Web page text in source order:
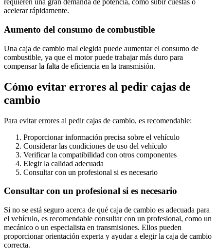
requieren una gran demanda de potencia, como subir cuestas o
acelerar rápidamente.
Aumento del consumo de combustible
Una caja de cambio mal elegida puede aumentar el consumo de
combustible, ya que el motor puede trabajar más duro para
compensar la falta de eficiencia en la transmisión.
Cómo evitar errores al pedir cajas de
cambio
Para evitar errores al pedir cajas de cambio, es recomendable:
Proporcionar información precisa sobre el vehículo
Considerar las condiciones de uso del vehículo
Verificar la compatibilidad con otros componentes
Elegir la calidad adecuada
Consultar con un profesional si es necesario
Consultar con un profesional si es necesario
Si no se está seguro acerca de qué caja de cambio es adecuada para
el vehículo, es recomendable consultar con un profesional, como un
mecánico o un especialista en transmisiones. Ellos pueden
proporcionar orientación experta y ayudar a elegir la caja de cambio
correcta.